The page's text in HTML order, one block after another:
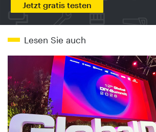
Jetzt gratis testen
Lesen Sie auch